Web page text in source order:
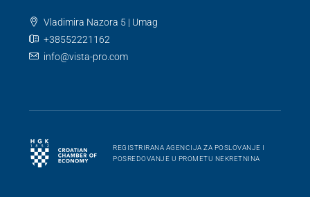
Vladimira Nazora 5 | Umag
+38552221162
info@vista-pro.com
REGISTRIRANA AGENCIJA ZA POSLOVANJE I
POSREDOVANJE U PROMETU NEKRETNINA